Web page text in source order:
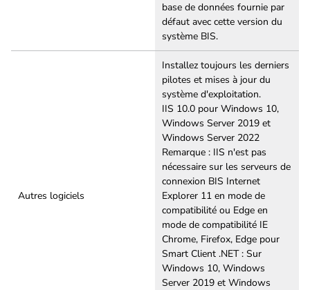
base de données fournie par
défaut avec cette version du
système BIS.
Autres logiciels
Installez toujours les derniers
pilotes et mises à jour du
système d'exploitation.
IIS 10.0 pour Windows 10,
Windows Server 2019 et
Windows Server 2022
Remarque : IIS n'est pas
nécessaire sur les serveurs de
connexion BIS Internet
Explorer 11 en mode de
compatibilité ou Edge en
mode de compatibilité IE
Chrome, Firefox, Edge pour
Smart Client .NET : Sur
Windows 10, Windows
Server 2019 et Windows